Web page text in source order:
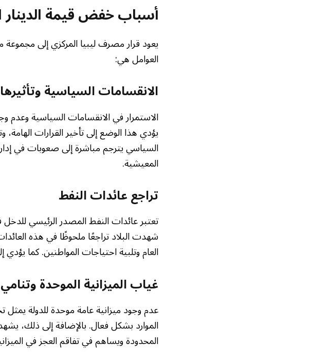
أسباب خفض قيمة الدينار
يعود قرار مصرف ليبيا المركزي إلى مجموعة
العوامل هي:
الانقسامات السياسية
الاستمرار في الانقسامات السياسية
يؤدي هذا الوضع إلى تأخير القرارات
السياسي يترجم مباشرة إلى صعوبات في
المعيشية.
تراجع عائدات النفط
تعتبر عائدات النفط المصدر الرئيسي للدخل
شهدت البلاد تراجعًا ملحوظًا في هذه
العام وتلبية احتياجات المواطنين. كما يؤدي
غياب الميزانية الموحدة
عدم وجود ميزانية عامة موحدة للدولة يمثل
الموارد بشكل فعال. بالإضافة إلى ذلك،
المحدودة ويساهم في تفاقم العجز في